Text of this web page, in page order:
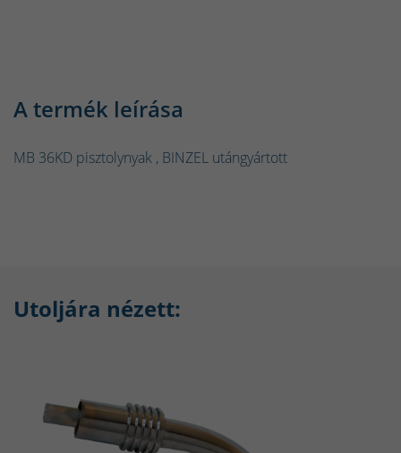
A termék leírása
MB 36KD pisztolynyak , BINZEL utángyártott
Utoljára nézett: